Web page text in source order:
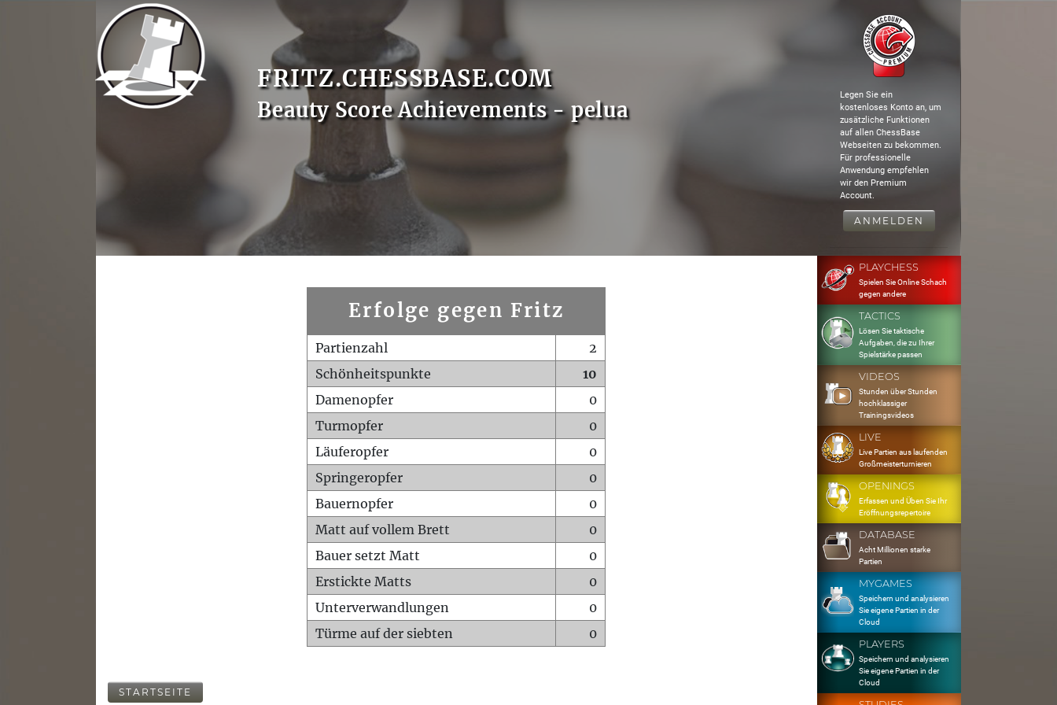
FRITZ.CHESSBASE.COM
Beauty Score Achievements - pelua
Legen Sie ein
kostenloses Konto an, um
zusätzliche Funktionen
auf allen ChessBase
Webseiten zu bekommen.
Für professionelle
Anwendung empfehlen
wir den Premium
Account.
ANMELDEN
Erfolge gegen Fritz
Partienzahl
2
Schönheitspunkte
10
Damenopfer
0
Turmopfer
0
Läuferopfer
0
Springeropfer
0
Bauernopfer
0
Matt auf vollem Brett
0
Bauer setzt Matt
0
Erstickte Matts
0
Unterverwandlungen
0
Türme auf der siebten
0
STARTSEITE
PLAYCHESS
Spielen Sie Online Schach
gegen andere
TACTICS
Lösen Sie taktische
Aufgaben, die zu Ihrer
Spielstärke passen
VIDEOS
Stunden über Stunden
hochklassiger
Trainingsvideos
LIVE
Live Partien aus laufenden
Großmeisterturnieren
OPENINGS
Erfassen und Üben Sie Ihr
Eröffnungsrepertoire
DATABASE
Acht Millionen starke
Partien
MYGAMES
Speichern und analysieren
Sie eigene Partien in der
Cloud
PLAYERS
Speichern und analysieren
Sie eigene Partien in der
Cloud